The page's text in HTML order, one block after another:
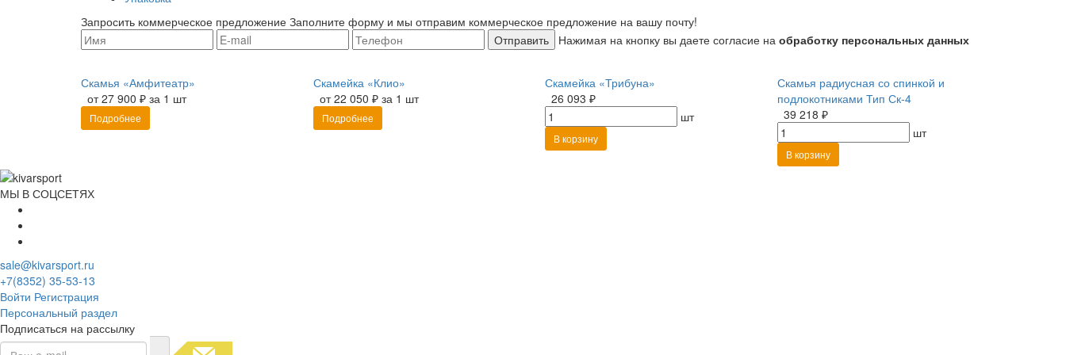
Запросить коммерческое предложение Заполните форму и мы отправим коммерческое предложение на вашу почту!
Отправить
Нажимая на кнопку вы даете согласие на обработку персональных данных
Скамья «Амфитеатр»
от 27 900 ₽ за 1 шт
Подробнее
Скамейка «Клио»
от 22 050 ₽ за 1 шт
Подробнее
Скамейка «Трибуна»
26 093 ₽
шт
В корзину
Скамья радиусная со спинкой и
подлокотниками Тип Ск-4
39 218 ₽
шт
В корзину
МЫ В СОЦСЕТЯХ
sale@kivarsport.ru
+7(8352) 35-53-13
Войти Регистрация
Персональный раздел
Подписаться на рассылку